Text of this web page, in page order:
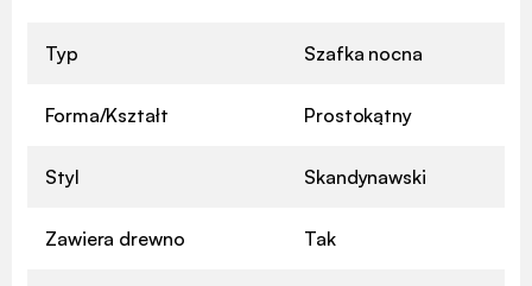
Typ Szafka nocna
Forma/Kształt Prostokątny
Styl Skandynawski
Zawiera drewno Tak